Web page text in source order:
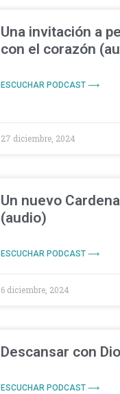
Una invitación a
con el corazón
ESCUCHAR PODCAST ⟶
27 diciembre, 2024
Un nuevo
(audio)
ESCUCHAR PODCAST ⟶
6 diciembre, 2024
Descansar con
ESCUCHAR PODCAST ⟶